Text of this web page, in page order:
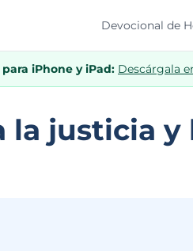
Devocional de
iPhone y iPad: Descárgala
la justicia y